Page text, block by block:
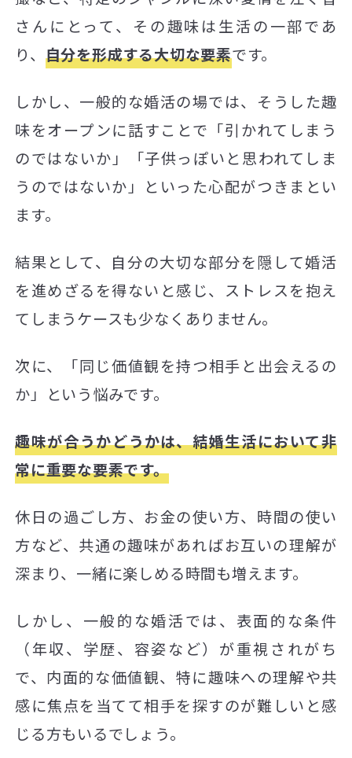
さんにとって、その趣味は生活の一部であ
り、 自分を形成する大切な要素です。
しかし、一般的な婚活の場では、そうした趣
味をオープンに話すことで「引かれてしまう
のではないか」「子供っぽいと思われてしま
うのではないか」といった心配がつきまとい
ます。
結果として、自分の大切な部分を隠して婚活
を進めざるを得ないと感じ、ストレスを抱え
てしまうケースも少なくありません。
次に、「同じ価値観を持つ相手と出会えるの
か」という悩みです。
趣味が合うかどうかは、結婚生活において非
常に重要な要素です。
休日の過ごし方、お金の使い方、時間の使い
方など、共通の趣味があればお互いの理解が
深まり、一緒に楽しめる時間も増えます。
しかし、一般的な婚活では、表面的な条件
（年収、学歴、容姿など）が重視されがち
で、内面的な価値観、特に趣味への理解や共
感に焦点を当てて相手を探すのが難しいと感
じる方もいるでしょう。